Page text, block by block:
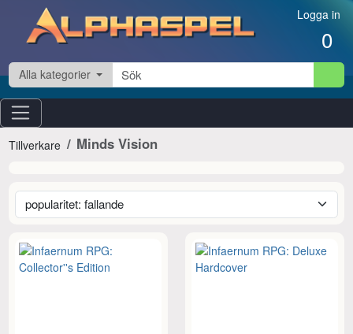
Hoppa till innehåll Logga in
0
Alla kategorier
Tillverkare Minds Vision